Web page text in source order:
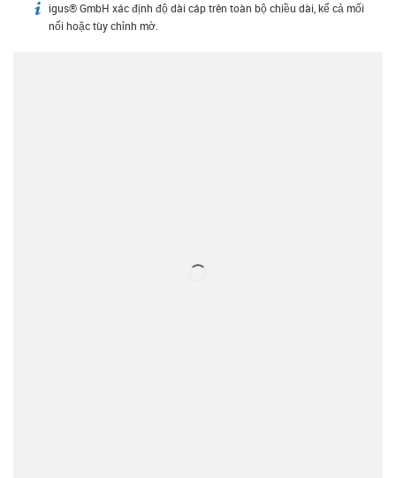
igus-icon-info
igus® GmbH xác định độ dài cáp trên toàn bộ chiều dài, kể cả mối
nối hoặc tùy chỉnh mờ.